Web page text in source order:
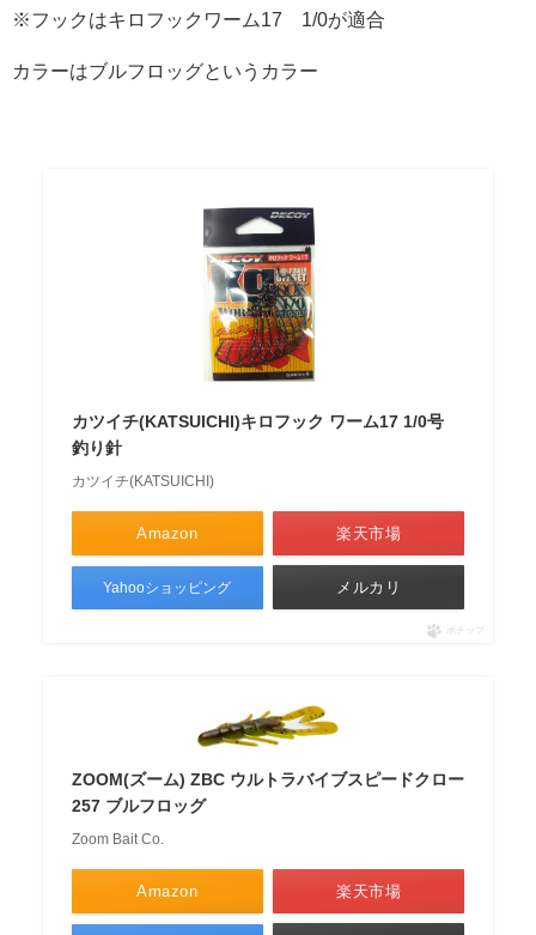
※フックはキロフックワーム17 1/0が適合
カラーはブルフロッグというカラー
カツイチ(KATSUICHI)キロフック ワーム17 1/0号
釣り針
カツイチ(KATSUICHI)
Amazon 楽天市場
Yahooショッピング メルカリ
ポチップ
ZOOM(ズーム) ZBC ウルトラバイブスピードクロー
257 ブルフロッグ
Zoom Bait Co.
Amazon 楽天市場